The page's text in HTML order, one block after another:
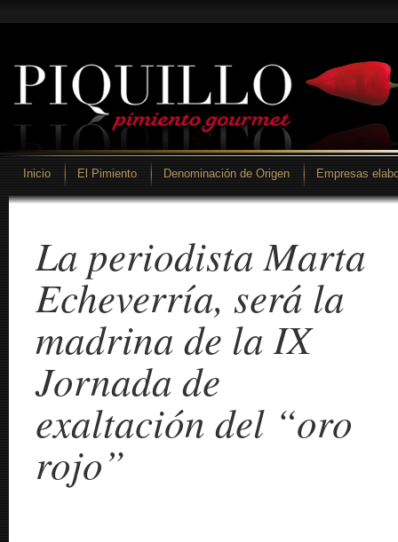
Inicio El Pimiento Denominación de Origen Empresas
La periodista Marta
Echeverría, será la
madrina de la IX
Jornada de
exaltación del “oro
rojo”